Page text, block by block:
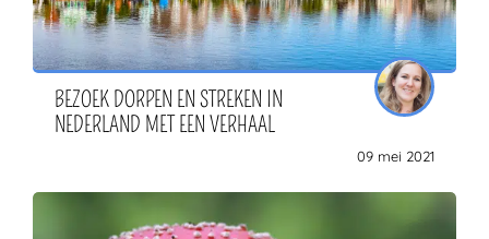
BEZOEK DORPEN EN STREKEN IN
NEDERLAND MET EEN VERHAAL
09 mei 2021